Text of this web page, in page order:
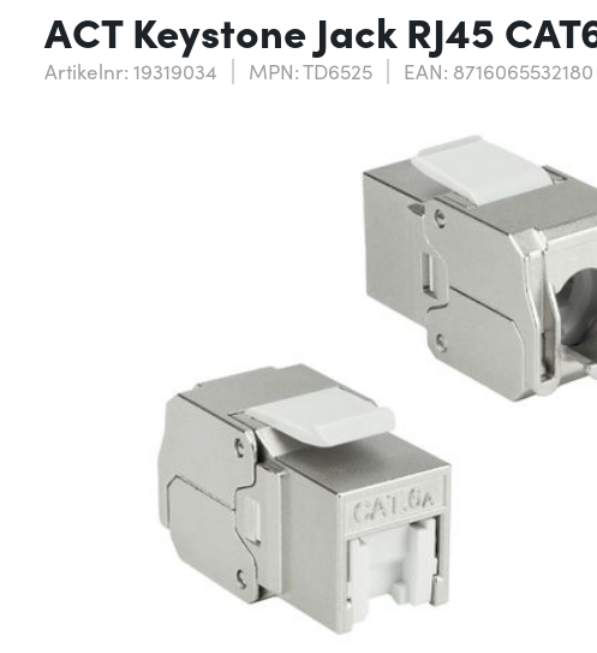
ACT Keystone Jack RJ45
Artikelnr: 19319034 MPN: TD6525 EAN: 8716065532180